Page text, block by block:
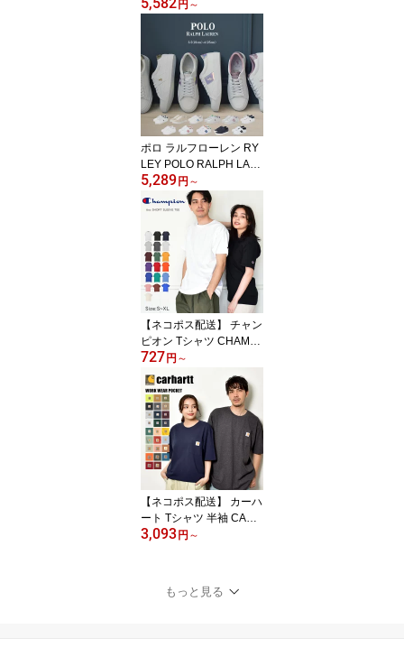
ボガ ユニセックス カジ
ュアルスリップオン 沼地
クロッグサンダル 2WAY
軽量 EVA 水に強い 履き
やすい アウトドア キャ
ンプ デイリー 73455|slz|
円 ～
ポロ ラルフローレン RY
LEY POLO RALPH LAU
REN スニーカー レディ
ース キッズ ジュニア 子
供 ホワイト 白 ネイビー
紺 ラルフ 靴 シューズ ロ
ーカット ワンポイント
刺繍 カジュアル シンプ
ル ブランド ロゴ アメカ
ジ トラッド アイビー|slz|
5,289 円 ～
【ネコポス配送】 チャン
ピオン Tシャツ CHAMPI
ON ADULT 6oz SHORT
SLEEVE TEE メンズ レ
ディース 男性用 女性用
ブラック 黒 ホワイト 白
T425 トップス カジュア
ル シンプル Tシャツ 半袖
ストリート 大きいサイズ
ブランド ロゴ 刺繍 刺し
ゅう |slz|
727 円 ～
【ネコポス配送】 カーハ
ート Tシャツ 半袖 CARH
ARTT WORK WEAR PO
ブ メンズ レディース 男
性用 女性用 ブラック 黒
3,093 円 ～
もっと見る